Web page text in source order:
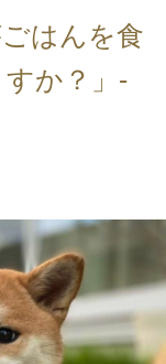
はんを食
か？」-